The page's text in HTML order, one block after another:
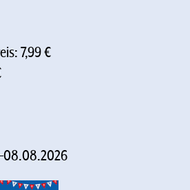
7,99 €
08.08.2026